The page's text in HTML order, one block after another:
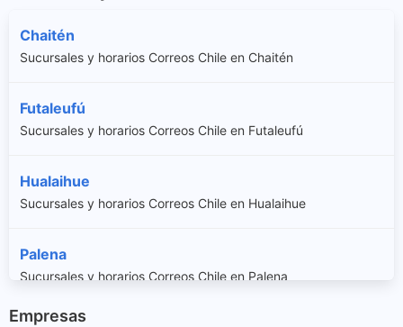
Chaitén
Sucursales y horarios Correos Chile en Chaitén
Futaleufú
Sucursales y horarios Correos Chile en Futaleufú
Hualaihue
Sucursales y horarios Correos Chile en Hualaihue
Palena
Sucursales y horarios Correos Chile en Palena
Empresas